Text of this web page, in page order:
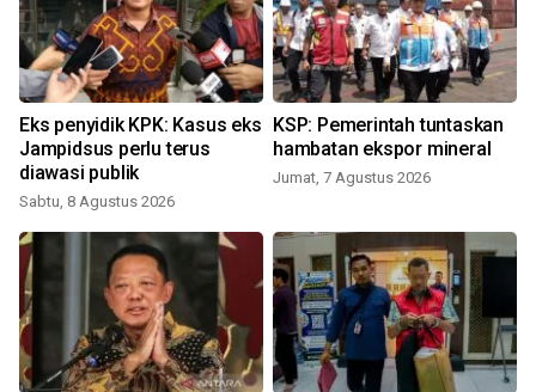
Eks penyidik KPK: Kasus eks
Jampidsus perlu terus
diawasi publik
Sabtu, 8 Agustus 2026
KSP: Pemerintah tuntaskan
hambatan ekspor mineral
Jumat, 7 Agustus 2026